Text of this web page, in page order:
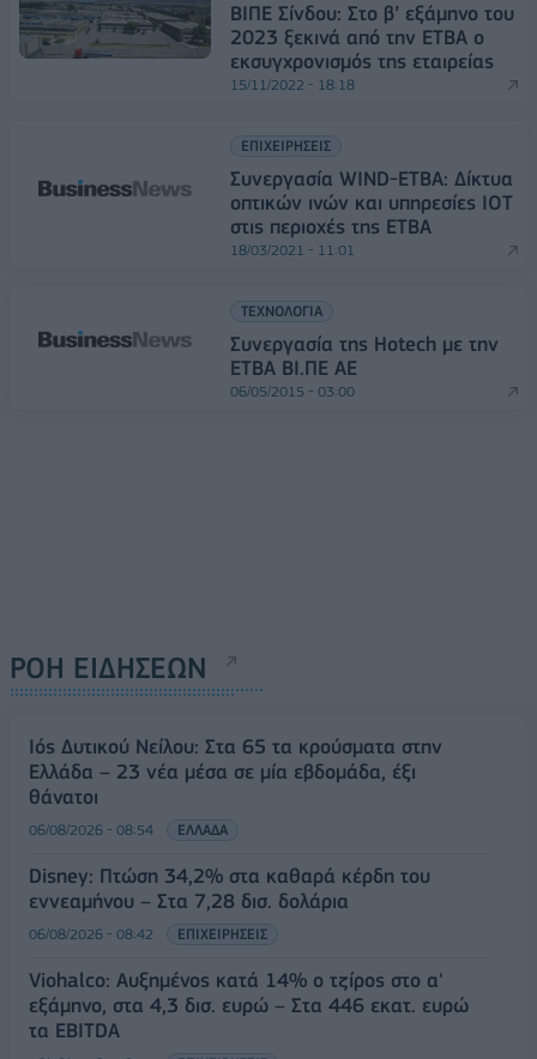
ΒΙΠΕ Σίνδου: Στο β’ εξάμηνο του
2023 ξεκινά από την ΕΤΒΑ ο
εκσυγχρονισμός της εταιρείας
15/11/2022 - 18:18
ΕΠΙΧΕΙΡΗΣΕΙΣ
Συνεργασία WIND-ΕΤΒΑ: Δίκτυα
οπτικών ινών και υπηρεσίες ΙΟΤ
στις περιοχές της ΕΤΒΑ
18/03/2021 - 11:01
ΤΕΧΝΟΛΟΓΙΑ
Συνεργασία της Hotech με την
ΕΤΒΑ ΒΙ.ΠΕ ΑΕ
06/05/2015 - 03:00
ΡΟΗ ΕΙΔΗΣΕΩΝ
Ιός Δυτικού Νείλου: Στα 65 τα κρούσματα στην
Ελλάδα – 23 νέα μέσα σε μία εβδομάδα, έξι
θάνατοι
06/08/2026 - 08:54 ΕΛΛΑΔΑ
Disney: Πτώση 34,2% στα καθαρά κέρδη του
εννεαμήνου – Στα 7,28 δισ. δολάρια
06/08/2026 - 08:42 ΕΠΙΧΕΙΡΗΣΕΙΣ
Viohalco: Αυξημένος κατά 14% ο τζίρος στο α'
εξάμηνο, στα 4,3 δισ. ευρώ – Στα 446 εκατ. ευρώ
τα EBITDA